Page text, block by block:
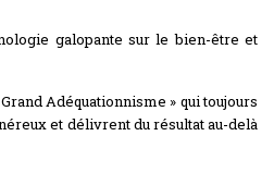
galopante sur le bien-être et
Adéquationnisme » qui toujours
et délivrent du résultat au-delà